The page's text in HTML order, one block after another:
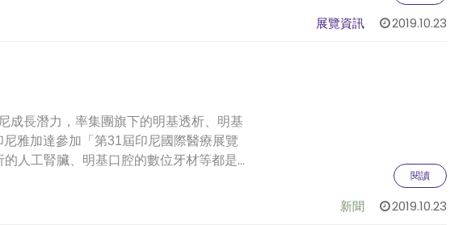
展覽資訊 2019.10.23
成長潛力，率集團旗下的明基透析、明基
尼雅加達參加「第31屆印尼國際醫療展覽
的人工腎臟、明基口腔的數位牙材等都是
閱讀
新聞 2019.10.23